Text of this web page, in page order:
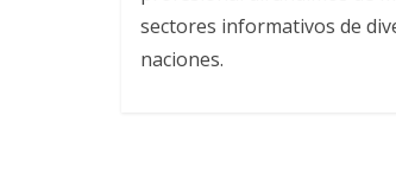
sectores informativos de
naciones.